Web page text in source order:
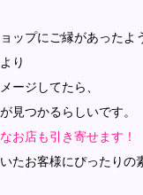
ップにご縁があったよ
り
ージしてたら、
見つかるらしいです。
お店も引き寄せます！
たお客様にぴったりの